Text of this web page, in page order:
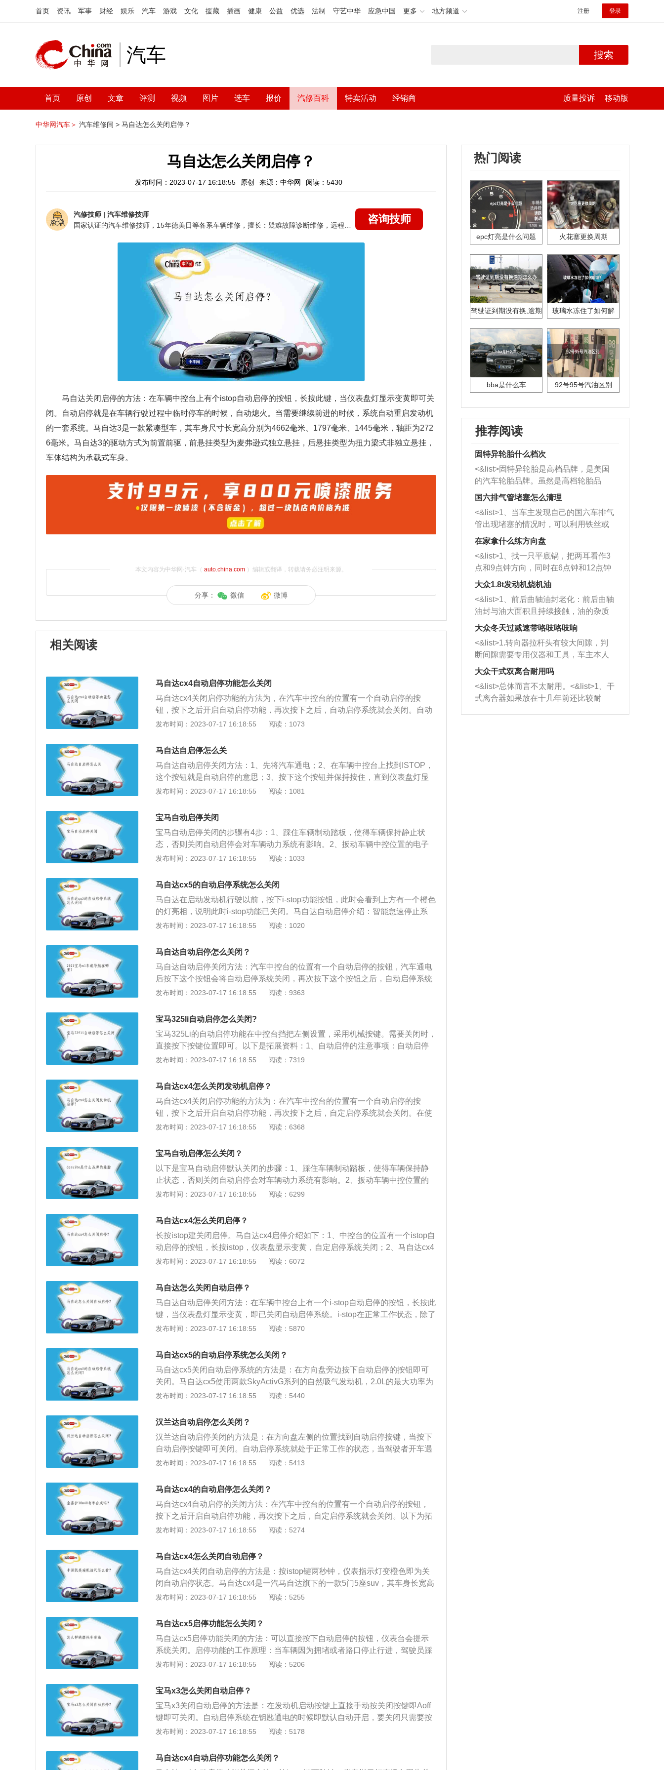
首页 资讯 军事 财经 娱乐 汽车 游戏 文化 援藏 插画 健康 公益 优选 法制 守艺中华 应急中国 更多 地方频道 注册 登录
汽车 搜索
首页 原创 文章 评测 视频 图片 选车 报价 汽修百科 特卖活动 经销商 质量投诉 移动版
中华网汽车＞ 汽车维修间 > 马自达怎么关闭启停？
马自达怎么关闭启停？
发布时间：2023-07-17 16:18:55 原创 来源：中华网 阅读：5430
汽修技师 | 汽车维修技师
咨询技师
马自达关闭启停的方法：在车辆中控台上有个istop自动启停的按钮，长按此键，当仪表盘灯显示变黄即可关
闭。自动启停就是在车辆行驶过程中临时停车的时候，自动熄火。当需要继续前进的时候，系统自动重启发动机
的一套系统。马自达3是一款紧凑型车，其车身尺寸长宽高分别为4662毫米、1797毫米、1445毫米，轴距为272
6毫米。马自达3的驱动方式为前置前驱，前悬挂类型为麦弗逊式独立悬挂，后悬挂类型为扭力梁式非独立悬挂，
车体结构为承载式车身。
本文内容为中华网·汽车（ auto.china.com）编辑或翻译，转载请务必注明来源。
分享： 微信 微博
相关阅读
马自达cx4自动启停功能怎么关闭
马自达cx4关闭启停功能的方法为，在汽车中控台的位置有一个自动启停的按
钮，按下之后开启自动启停功能，再次按下之后，自动启停系统就会关闭。自动
启停是在车辆行驶过程中临时停车时，自动熄火，当需要继续前进的时候，系统
性。如果车主不想使用自动启停系统，在驾驶汽车之前，可以将自动启停系统关
闭。默认情况下，马自达cx4上的自动启停系统是打开的。当车辆通电时，自动
启停系统将会开启。在车辆行驶过程中，当车辆短时间停车时，发动机会停止工
作。由于这是自动启停系统的工作状态，虽然发动机处于停止状态，但是发动机
内部的润滑油会保持旋转，这样发动机就会一直得到润滑。当驾驶员松开刹车踏
发布时间：2023-07-17 16:18:55 阅读：1073
马自达自启停怎么关
马自达自动启停关闭方法：1、先将汽车通电；2、在车辆中控台上找到ISTOP，
这个按钮就是自动启停的意思；3、按下这个按钮并保持按住，直到仪表盘灯显
示变黄，即表示自动启停系统关闭，再次按下按钮之后，自动启停系统就会开
式有很大的区别，也就是当车辆熄火再启动时，启动电机只是起到辅助作用，而
最主要的启动力来自熄火前已完成预压缩的气缸。马自达的历史要追溯到1920
年，它的创始人松田在广岛从生产葡萄酒瓶木塞起家，该公司原名东洋软木工业
公司，1927年改称东洋工业公司。MAZDA6是马自达自2003年起全球发售的一
款中型轿车产品，用于替换马自达626和MILLENIA车型，主攻运动型中型车市
方式由一汽轿车引入中国。2015年第三代MAZDA6由长春一汽轿车引入代工实现
国产，国产车型命名为马自达6阿特兹。马自达公司与福特公司合作之后，采用
了新的车标，椭圆中展翅飞翔的海鸥，同时又组成M字样。M是MAZDA第一个大
发布时间：2023-07-17 16:18:55 阅读：1081
宝马自动启停关闭
宝马自动启停关闭的步骤有4步：1、踩住车辆制动踏板，使得车辆保持静止状
态，否则关闭自动启停会对车辆动力系统有影响。2、扳动车辆中控位置的电子
刹车按钮，防止车辆溜车。3、在车辆仪表盘边上找到自动启停按键。4、点击下
灯）的时候，自动熄火，当需要继续前进的时候，系统自动重启发动机的一套系
统，它是通过在传统发动机上植入具有怠速起停功能的加强电机，使汽车在满足
怠速停车条件时，发动机完全熄灭不工作，当整车再需要启动前进时，怠速起停
电机系统迅速响应驾驶员启动命令，快速启动发动机，瞬时衔接，从而大大减少
油耗和废气排放。
发布时间：2023-07-17 16:18:55 阅读：1033
马自达cx5的自动启停系统怎么关闭
马自达在启动发动机行驶以前，按下i-stop功能按钮，此时会看到上方有一个橙色
的灯亮相，说明此时i-stop功能已关闭。马自达自动启停介绍：智能怠速停止系
统,是指在车辆一时停驶后,发动机立即自动停转;在车辆起步时,在0.3秒内重新启动
操控感的怠速停止系统。i-stop采用最新的控制技术,实现了0.3秒重启的自然操控
感以及8%的燃油经济性提高。传统怠速停止系统系统是靠启动电动机重启发动
机。而马自达的i-stop则是直接向停止的气缸内喷射燃油,借助燃烧瞬间的推力推
动活塞,重启发动机。这项技术不仅能够节省燃油,而且更加迅速,安静地启动发动
机。
发布时间：2023-07-17 16:18:55 阅读：1020
马自达自动启停怎么关闭？
马自达自动启停关闭方法：汽车中控台的位置有一个自动启停的按钮，汽车通电
后按下这个按钮会将自动启停系统关闭，再次按下这个按钮之后，自动启停系统
就会开启。随着汽车生产技术的不断发展，自动挡汽车上几乎都配备了自动启停
态时，发动机将会暂停工作，发动机内部的润滑油会持续运转，松开汽车的刹车
踏板之后，发动机会重新启动。马自达一家在东京证交所（TYO）上市的日本跨
国汽车制造商，产品序列包括SUV系列CX3、CX30、CX4、CX5、CX8、CX
9；轿车系列Mazda2、Mazda3、Mazda6；跑车MX5；皮卡BT50。
发布时间：2023-07-17 16:18:55 阅读：9363
宝马325li自动启停怎么关闭?
宝马325Li的自动启停功能在中控台挡把左侧设置，采用机械按键。需要关闭时，
直接按下按键位置即可。以下是拓展资料：1、自动启停的注意事项：自动启停
会将发动机短暂性的关闭，如果没有自动驻车功能，就不能松开刹车踏板。一旦
锁住，不再需要驾驶员脚踩刹车。踩下油门踏板及时解除信号，此时车辆会重新
发布时间：2023-07-17 16:18:55 阅读：7319
马自达cx4怎么关闭发动机启停？
马自达cx4关闭启停功能的方法为：在汽车中控台的位置有一个自动启停的按
钮，按下之后开启自动启停功能，再次按下之后，自定启停系统就会关闭。在使
用自动启停系统的时候，会影响汽车的舒适性。如果车主不想使用自动启停系
1、马自达是一家来自日本的汽车制造商，公司的创始人是松田重次郎，1920年
在日本的广岛创立了该品牌，也就是马自达的总部。2、马自达的车标是一只展
翅翱翔的海鸥，蕴含着公司将展翅高飞的美好寓意。公司的理念就是以无穷的创
意和真诚的服务来打动客户。马自达的销售市场主要以北美洲、欧洲和亚洲为
主。
发布时间：2023-07-17 16:18:55 阅读：6368
宝马自动启停怎么关闭？
以下是宝马自动启停默认关闭的步骤：1、踩住车辆制动踏板，使得车辆保持静
止状态，否则关闭自动启停会对车辆动力系统有影响。2、扳动车辆中控位置的
电子刹车按钮，防止车辆溜车。3、点击中控液晶屏上的设置按键，进入车辆设
是自动启停的相关介绍：1、它是通过在传统发动机上植入具有怠速起停功能的
加强电机，使汽车在满足怠速停车条件时，发动机完全熄灭不工作。当整车再需
要启动前进时，怠速起停电机系统迅速响应驾驶员启动命令，快速启动发动机，
瞬时衔接，从而大大减少油耗和废气排放。2、发动机自动启停就是在车辆行驶
过程中临时停车(例如等红灯)的时候，自动熄火。当需要继续前进的时候，系统
发布时间：2023-07-17 16:18:55 阅读：6299
马自达cx4怎么关闭启停？
长按istop建关闭启停。马自达cx4启停介绍如下：1、中控台的位置有一个istop自
动启停的按钮，长按istop，仪表盘显示变黄，自定启停系统关闭；2、马自达cx4
上的自动启停系统是默认开启的，车辆在通电的状态下，自动启停系统就会开
工作，由于自动启停系统在工作状态，所以发动机虽然处于停止状态，但是发动
机内部的润滑油会持续转动，使发动机内部始终维持润滑，当驾驶员松开刹车踏
板以后，发动机会再一次起动。
发布时间：2023-07-17 16:18:55 阅读：6072
马自达怎么关闭自动启停？
马自达自动启停关闭方法：在车辆中控台上有一个i-stop自动启停的按钮，长按此
键，当仪表盘灯显示变黄，即已关闭自动启停系统。i-stop在正常工作状态，除了
车子静止、电瓶内电能充足以外，还需要满足一些条件。以下是关于i-stop还需要
至于过大）。2、坡度不超过8度的坡道或平地（由车辆自动传感）、（防止送刹
车瞬间溜后溜前）。3、引擎与变速箱均达到工作温度时。4、档位已经排到D
档。5、前挡玻璃除雾线在关闭的状态。
发布时间：2023-07-17 16:18:55 阅读：5870
马自达cx5的自动启停系统怎么关闭？
马自达cx5关闭自动启停系统的方法是：在方向盘旁边按下自动启停的按钮即可
关闭。马自达cx5使用两款SkyActivG系列的自然吸气发动机，2.0L的最大功率为
165马力，最大扭矩为210牛米，2.5L的最大功率为188马力，最大扭矩为250牛
mm、1710mm，轴距为2700mm。配置方面，cx5配备了前后排头部气囊、无钥
匙启动、车身稳定系统、坡道辅助、多功能方向盘、座椅腰部支撑调节、大灯高
度调节、电动加热后视镜、双区自动空调等。
发布时间：2023-07-17 16:18:55 阅读：5440
汉兰达自动启停怎么关闭？
汉兰达自动启停关闭的方法是：在方向盘左侧的位置找到自动启停按键，当按下
自动启停按键即可关闭。自动启停系统就处于正常工作的状态，当驾驶者开车遇
到红绿灯或者其他原因停车的时候，踩下刹车一般两秒后发动机就会自动熄火。
720mm，轴距是2790mm，车身类型为5门5座SUV，变速箱为6挡手自一体。
发布时间：2023-07-17 16:18:55 阅读：5413
马自达cx4的自动启停怎么关闭？
马自达cx4自动启停的关闭方法：在汽车中控台的位置有一个自动启停的按钮，
按下之后开启自动启停功能，再次按下之后，自定启停系统就会关闭。以下为拓
展内容：自动启停：汽车上的自动启停系统是默认开启的，汽车在通电的状态
前，可以将自动启停系统关闭。马自达cx4的车身尺寸：马自达cx4的车身尺寸长
宽高分别为4633mm、1840mm、1535mm，轴距为2700mm。
发布时间：2023-07-17 16:18:55 阅读：5274
马自达cx4怎么关闭自动启停？
马自达cx4关闭自动启停的方法是：按istop键两秒钟，仪表指示灯变橙色即为关
闭自动启停状态。马自达cx4是一汽马自达旗下的一款5门5座suv，其车身长宽高
分别是：4637毫米、1855毫米、1524毫米，轴距为2700毫米，油箱容积为45
牛米，与其匹配的是6挡手自一体变速箱。
发布时间：2023-07-17 16:18:55 阅读：5255
马自达cx5启停功能怎么关闭？
马自达cx5启停功能关闭的方法：可以直接按下自动启停的按钮，仪表台会提示
系统关闭。启停功能的工作原理：当车辆因为拥堵或者路口停止行进，驾驶员踩
下制动踏板停车摘挡，这时候系统自动检测发动机空转且没有挂挡，防锁定系统
动。马自达cx5定位于紧凑型suv，这款车的尺寸为长4555mm、宽1840mm、高1
710mm，轴距是2700mm。马自达cx5的发动机、变速箱、车身和底盘全面使用
创驰蓝天技术。
发布时间：2023-07-17 16:18:55 阅读：5206
宝马x3怎么关闭自动启停？
宝马x3关闭自动启停的方法是：在发动机启动按键上直接手动按关闭按键即Aoff
键即可关闭。自动启停系统在钥匙通电的时候即默认自动开启，要关闭只需要按
一下按钮，灯亮时表示已关闭。宝马x3是一款中型suv，车身结构为5门5座，车
节弹簧减震支柱前桥，后悬架采用的是多连杆式独立悬架。
发布时间：2023-07-17 16:18:55 阅读：5178
马自达cx4自动启停功能怎么关闭？
热门阅读
epc灯亮是什么问题 火花塞更换周期
驾驶证到期没有换,逾期
玻璃水冻住了如何解
bba是什么车 92号95号汽油区别
推荐阅读
固特异轮胎什么档次
<&list>固特异轮胎是高档品牌，是美国
的汽车轮胎品牌。虽然是高档轮胎品
牌，但是中高低端的轮胎都有生产，这
也是为了更好的开拓市场。
国六排气管堵塞怎么清理
<&list>1、当车主发现自己的国六车排气
管出现堵塞的情况时，可以利用铁丝或
者是细棍，直接将杂物给取出来，如果
堵塞情况比较严重，也可以采取应急措
施。 <&list>2、直接利用木棍将所有的
杂物推到排气管里面的位置处，然后将
三元催化器拆解开，就可以将堵塞的东
西取出来。但如果是因为积碳过多引起
的堵塞，就需要将三元催化器泡在草酸
洗剂对堵塞的情况得到解决，将清洗剂
放在燃油箱中，与燃油混合后，车辆启
动时，就可以和汽油一起进入到燃烧
室，最后形成废气排出，就可以让三元
催化器得到清洗，排气管堵塞的情况就
能够得到解决。
在家拿什么练方向盘
<&list>1、找一只平底锅，把两耳看作3
点和9点钟方向，同时在6点钟和12点钟
方向做一个标记。 <&list>2、双手握住
一圈半的练习，往右同样也要打相同的
圈数。 <&list>3、最后强调要反复练
习，这样就可以形成肌肉记忆，在真实
驾驶车辆时，不需要记忆也能打好方
向。
大众1.8t发动机烧机油
<&list>1、前后曲轴油封老化：前后曲轴
油封与油大面积且持续接触，油的杂质
和发动机内持续温度变化使其密封效果
逐渐减弱，导致渗油或漏油。<&list>2、
活塞间隙过大：积碳会使活塞环与缸体
的间隙扩大，导致机油流入燃烧室中，
造成烧机油。<&list>3、机油粘度。使用
机油粘度过小的话，同样会有烧机油现
象，机油粘度过小具有很好的流动性，
大众冬天过减速带咯吱咯吱响
<&list>1.转向器拉杆头有较大间隙，判
断间隙需要专用仪器和工具，车主本人
无法制作，需要将车辆送到修理厂或4s
店；<&list>2.车辆半轴套管防尘罩破
裂，破裂后会出现漏油现象，使半轴磨
损严重，磨损的半轴容易损坏，产生异
响；<&list>3.稳定器的转向胶套和球头
大众干式双离合耐用吗
<&list>总体而言不太耐用。<&list>1、干
式离合器如果放在十几年前还比较耐